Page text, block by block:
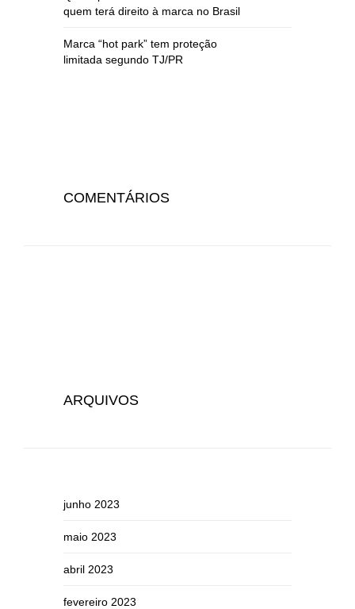
quem terá direito à marca no Brasil
Marca “hot park” tem proteção
limitada segundo TJ/PR
COMENTÁRIOS
ARQUIVOS
junho 2023
maio 2023
abril 2023
fevereiro 2023